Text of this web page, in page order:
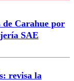
de Carahue por
SAE
revisa la